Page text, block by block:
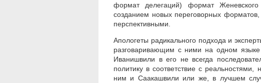
формат делегаций) формат
созданием новых переговорных
перспективными.
Апологеты радикального подхода и
разговаривающим с ними на одном
Иванишвили в его не всегда
политику в соответствие с
ним и Саакашвили или же, в лучшем